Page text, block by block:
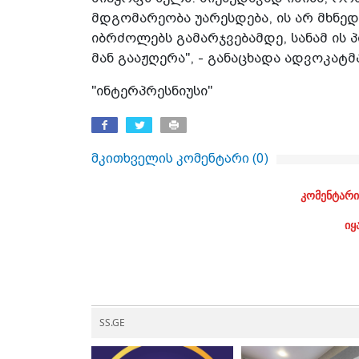
მდგომარეობა უარესდება, ის არ
იბრძოლებს გამარჯვებამდე, სანამ
მან გააჟღერა", - განაცხადა
"ინტერპრესნიუსი"
მკითხველის კომენტარი (0)
SS.GE